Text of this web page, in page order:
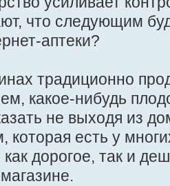
что следующим
аптеки?
традиционно
какое-нибудь
не выходя из
которая есть у
как дорогое, так и